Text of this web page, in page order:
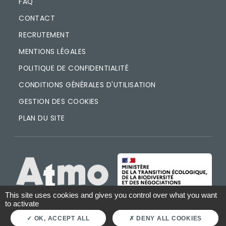
CONTACT
RECRUTEMENT
MENTIONS LÉGALES
POLITIQUE DE CONFIDENTIALITÉ
CONDITIONS GÉNÉRALES D'UTILISATION
GESTION DES COOKIES
PLAN DU SITE
IMAGE IMAGE
This site uses cookies and gives you control over what you want
to activate
OK, ACCEPT ALL DENY ALL COOKIES